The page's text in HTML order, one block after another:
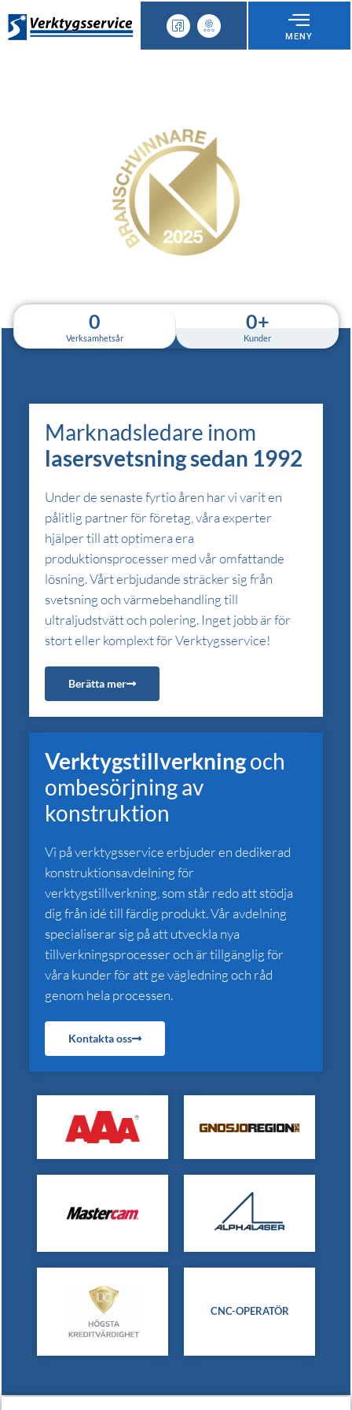
MENY
Verksamhetsår
0
Kunder
0+
Marknadsledare inom
lasersvetsningsedan 1992
Under de senaste fyrtio åren har vi varit en
pålitlig partner för företag, våra experter
hjälper till att optimera era
produktionsprocesser med vår omfattande
lösning. Vårt erbjudande sträcker sig från
svetsning och värmebehandling till
ultraljudstvätt och polering. Inget jobb är för
stort eller komplext för Verktygsservice!
Berätta mer
Verktygstillverkningoch
ombesörjning av
konstruktion
Vi på verktygsservice erbjuder en dedikerad
konstruktionsavdelning för
verktygstillverkning, som står redo att stödja
dig från idé till färdig produkt. Vår avdelning
specialiserar sig på att utveckla nya
tillverkningsprocesser och är tillgänglig för
våra kunder för att ge vägledning och råd
genom hela processen.
Kontakta oss
CNC-OPERATÖR